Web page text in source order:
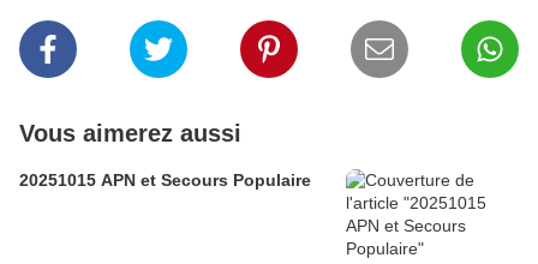
Vous aimerez aussi
20251015 APN et Secours Populaire